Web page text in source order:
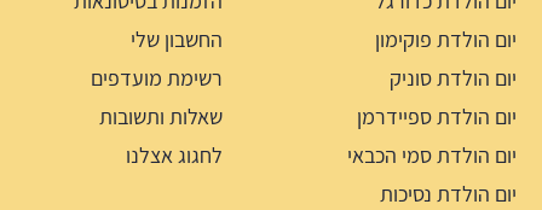
יום הולדת פוקימון
יום הולדת סוניק
יום הולדת ספיידרמן
יום הולדת סמי הכבאי
יום הולדת נסיכות
החשבון שלי
רשימת מועדפים
שאלות ותשובות
לחגוג אצלנו